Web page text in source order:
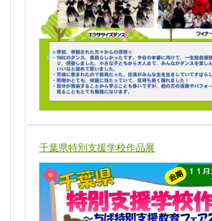
千葉県特別支援学校作品展